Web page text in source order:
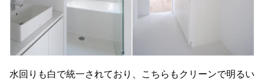
水回りも白で統一されており、こちらもクリーンで明るい